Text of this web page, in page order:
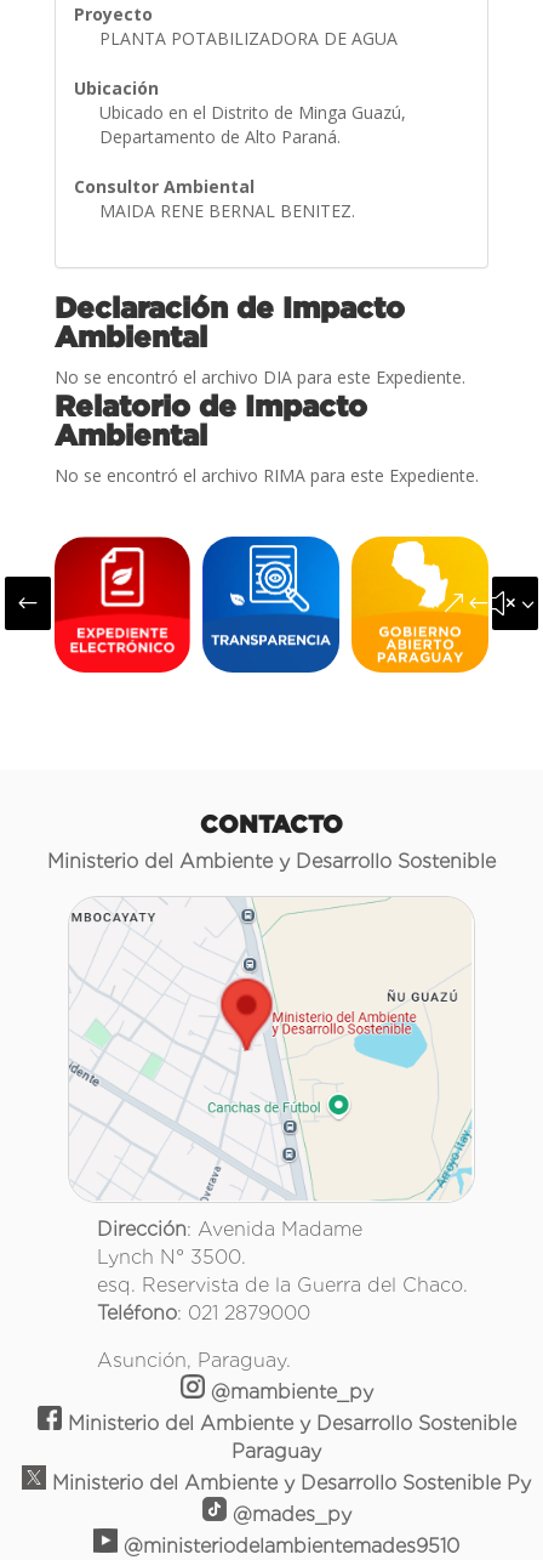
Proyecto
PLANTA POTABILIZADORA DE AGUA
Ubicación
Ubicado en el Distrito de Minga Guazú,
Departamento de Alto Paraná.
Consultor Ambiental
MAIDA RENE BERNAL BENITEZ.
Declaración de Impacto
Ambiental
No se encontró el archivo DIA para este Expediente.
Relatorio de Impacto
Ambiental
No se encontró el archivo RIMA para este Expediente.
#
CONTACTO
Ministerio del Ambiente y Desarrollo Sostenible
Dirección: Avenida Madame
Lynch N° 3500.
esq. Reservista de la Guerra del Chaco.
Teléfono: 021 2879000
Asunción, Paraguay.
@mambiente_py
Ministerio del Ambiente y Desarrollo Sostenible
Paraguay
Ministerio del Ambiente y Desarrollo Sostenible Py
@mades_py
@ministeriodelambientemades9510